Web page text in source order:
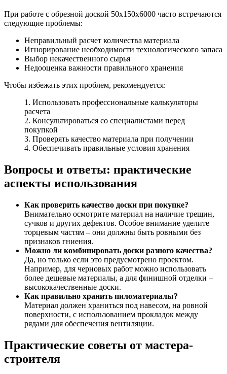
При работе с обрезной доской 50х150х6000 часто встречаются
следующие проблемы:
Неправильный расчет количества материала
Игнорирование необходимости технологического запаса
Выбор некачественного сырья
Недооценка важности правильного хранения
Чтобы избежать этих проблем, рекомендуется:
1. Использовать профессиональные калькуляторы
расчета
2. Консультироваться со специалистами перед
покупкой
3. Проверять качество материала при получении
4. Обеспечивать правильные условия хранения
Вопросы и ответы: практические
аспекты использования
Как проверить качество доски при покупке?
Внимательно осмотрите материал на наличие трещин,
сучков и других дефектов. Особое внимание уделите
торцевым частям – они должны быть ровными без
признаков гниения.
Можно ли комбинировать доски разного качества?
Да, но только если это предусмотрено проектом.
Например, для черновых работ можно использовать
более дешевые материалы, а для финишной отделки –
высококачественные доски.
Как правильно хранить пиломатериалы?
Материал должен храниться под навесом, на ровной
поверхности, с использованием прокладок между
рядами для обеспечения вентиляции.
Практические советы от мастера-
строителя